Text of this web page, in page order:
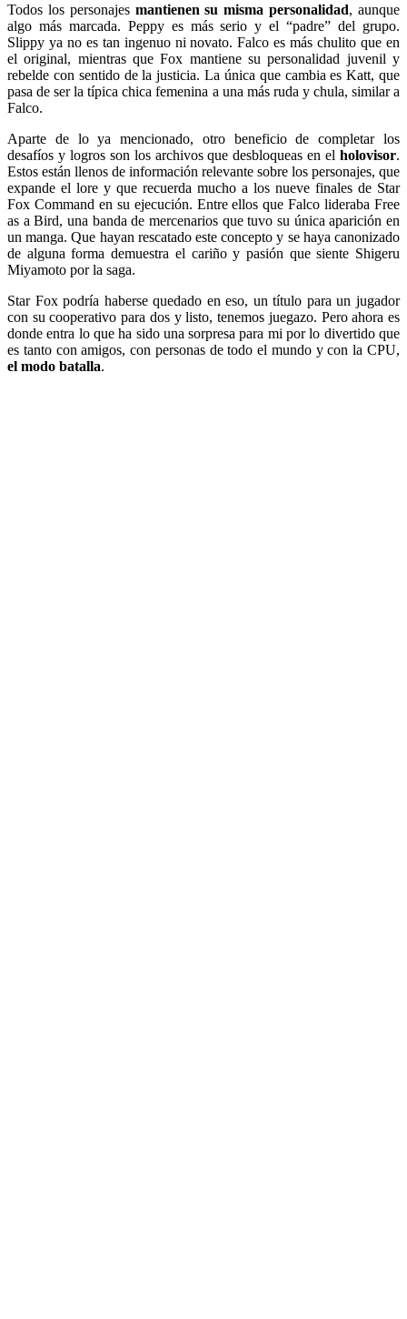
Todos los personajes mantienen su misma personalidad, aunque
algo más marcada. Peppy es más serio y el “padre” del grupo.
Slippy ya no es tan ingenuo ni novato. Falco es más chulito que en
el original, mientras que Fox mantiene su personalidad juvenil y
rebelde con sentido de la justicia. La única que cambia es Katt, que
pasa de ser la típica chica femenina a una más ruda y chula, similar a
Falco.
Aparte de lo ya mencionado, otro beneficio de completar los
desafíos y logros son los archivos que desbloqueas en el holovisor.
Estos están llenos de información relevante sobre los personajes, que
expande el lore y que recuerda mucho a los nueve finales de Star
Fox Command en su ejecución. Entre ellos que Falco lideraba Free
as a Bird, una banda de mercenarios que tuvo su única aparición en
un manga. Que hayan rescatado este concepto y se haya canonizado
de alguna forma demuestra el cariño y pasión que siente Shigeru
Miyamoto por la saga.
Star Fox podría haberse quedado en eso, un título para un jugador
con su cooperativo para dos y listo, tenemos juegazo. Pero ahora es
donde entra lo que ha sido una sorpresa para mi por lo divertido que
es tanto con amigos, con personas de todo el mundo y con la CPU,
el modo batalla.